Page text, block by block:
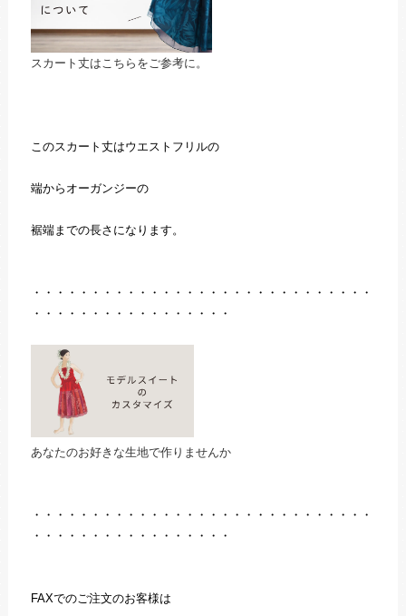
スカート丈はこちらをご参考に。
このスカート丈はウエストフリルの
端からオーガンジーの
裾端までの長さになります。
・・・・・・・・・・・・・・・・・・・・・・・・・・・・・
・・・・・・・・・・・・・・・・・
あなたのお好きな生地で作りませんか
・・・・・・・・・・・・・・・・・・・・・・・・・・・・・
・・・・・・・・・・・・・・・・・
FAXでのご注文のお客様は